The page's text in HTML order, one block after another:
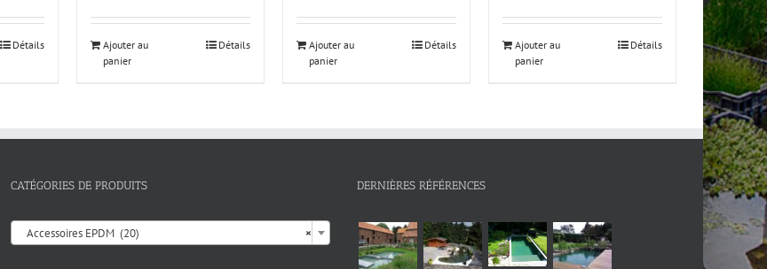
Détails
Ajouter au
panier
Détails
Ajouter au
panier
Détails
Ajouter au
panier
Détails
CATÉGORIES DE PRODUITS
×
Accessoires EPDM (20)
DERNIÈRES RÉFÉRENCES